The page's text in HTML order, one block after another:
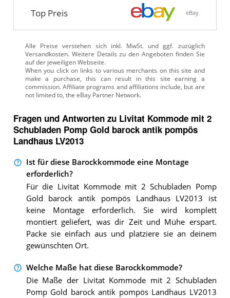
Top Preis eBay
Alle Preise verstehen sich inkl. MwSt. und ggf. zuzüglich
Versandkosten. Weitere Details zu den Angeboten finden Sie
auf der jeweiligen Webseite.
Fragen und Antworten zu Livitat Kommode mit 2
Schubladen Pomp Gold barock antik pompös
Landhaus LV2013
Ist für diese Barockkommode eine Montage
erforderlich?
Für die Livitat Kommode mit 2 Schubladen Pomp
Gold barock antik pompös Landhaus LV2013 ist
keine Montage erforderlich. Sie wird komplett
montiert geliefert, was dir Zeit und Mühe erspart.
Packe sie einfach aus und platziere sie an deinem
gewünschten Ort.
Welche Maße hat diese Barockkommode?
Die Maße der Livitat Kommode mit 2 Schubladen
Pomp Gold barock antik pompös Landhaus LV2013